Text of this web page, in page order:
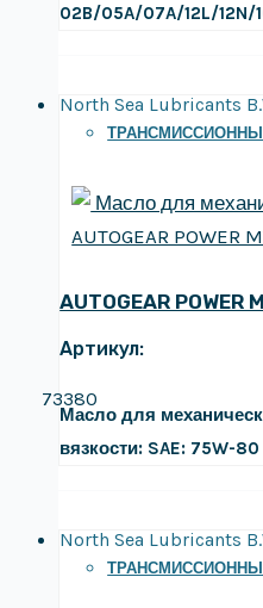
02B/05A/07A/12L/12N/
North Sea Lubricants
AUTOGEAR POWER
Артикул:
73380
Масло для
вязкости: SAE: 75W-80
North Sea Lubricants